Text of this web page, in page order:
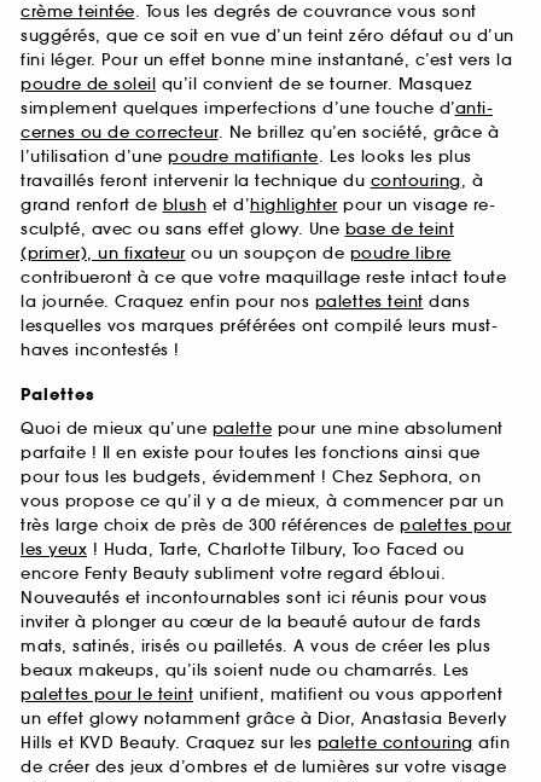
crème teintée. Tous les degrés de couvrance vous sont
suggérés, que ce soit en vue d’un teint zéro défaut ou d’un
fini léger. Pour un effet bonne mine instantané, c’est vers la
poudre de soleil qu’il convient de se tourner. Masquez
simplement quelques imperfections d’une touche d’anti-
cernes ou de correcteur. Ne brillez qu’en société, grâce à
l’utilisation d’une poudre matifiante. Les looks les plus
travaillés feront intervenir la technique du contouring, à
grand renfort de blush et d’highlighter pour un visage re-
sculpté, avec ou sans effet glowy. Une base de teint
(primer), un fixateur ou un soupçon de poudre libre
contribueront à ce que votre maquillage reste intact toute
la journée. Craquez enfin pour nos palettes teint dans
lesquelles vos marques préférées ont compilé leurs must-
haves incontestés !
Palettes
Quoi de mieux qu’une palette pour une mine absolument
parfaite ! Il en existe pour toutes les fonctions ainsi que
pour tous les budgets, évidemment ! Chez Sephora, on
vous propose ce qu’il y a de mieux, à commencer par un
très large choix de près de 300 références de palettes pour
les yeux ! Huda, Tarte, Charlotte Tilbury, Too Faced ou
encore Fenty Beauty subliment votre regard ébloui.
Nouveautés et incontournables sont ici réunis pour vous
inviter à plonger au cœur de la beauté autour de fards
mats, satinés, irisés ou pailletés. A vous de créer les plus
beaux makeups, qu’ils soient nude ou chamarrés. Les
palettes pour le teint unifient, matifient ou vous apportent
un effet glowy notamment grâce à Dior, Anastasia Beverly
Hills et KVD Beauty. Craquez sur les palette contouring afin
de créer des jeux d’ombres et de lumières sur votre visage